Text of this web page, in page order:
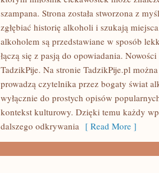
szampana. Strona została stworzona z
zgłębiać historię alkoholi i szukają
alkoholem są przedstawiane w sposób
łączą się z pasją do opowiadania.
TadzikPije. Na stronie TadzikPije.pl
prowadzą czytelnika przez bogaty świat
wyłącznie do prostych opisów
kontekst kulturowy. Dzięki temu każdy
dalszego odkrywania [ Read More ]